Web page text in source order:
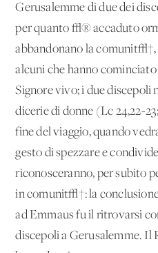
Gerusalemme di due dei
per quanto √® accaduto
abbandonano la
alcuni che hanno
Signore vivo; i due discepoli
dicerie di donne (Lc 24,22-
fine del viaggio, quando
gesto di spezzare e
riconosceranno, per subito
in comunit√†: la
ad Emmaus fu il ritrovarsi
discepoli a Gerusalemme.